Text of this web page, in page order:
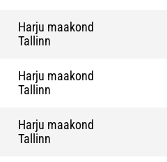
Harju maakond
Tallinn
Harju maakond
Tallinn
Harju maakond
Tallinn